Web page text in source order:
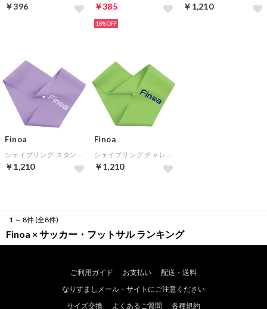
￥396 ￥385
18%
￥1,210
Finoa
￥1,210
Finoa
￥1,210
1 ～ 8件 (全8件)
Finoa × サッカー・フットサル ランキング
ご利用ガイド お支払い
配送・送料
なりすましメール・サイトにご注意ください
サイズ交換
よくあるご質問 各種規約